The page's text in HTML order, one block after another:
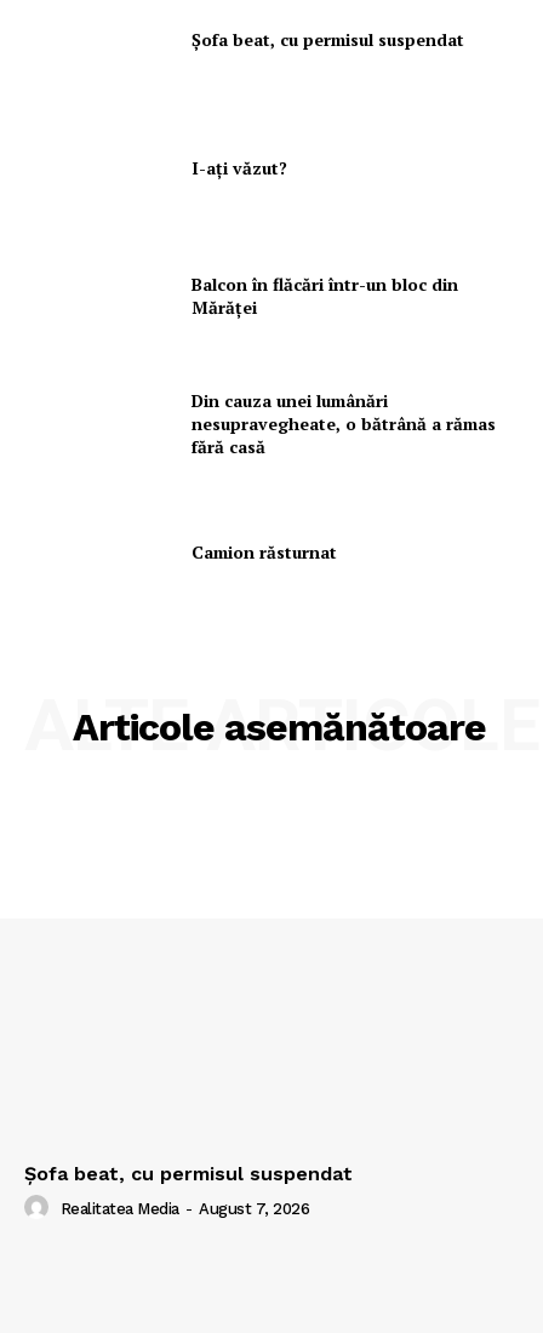
Şofa beat, cu permisul suspendat
I-aţi văzut?
Balcon în flăcări într-un bloc din
Mărăţei
Din cauza unei lumânări
nesupravegheate, o bătrână a rămas
fără casă
Camion răsturnat
Articole asemănătoare
ALTE ARTICOLE
Şofa beat, cu permisul suspendat
Realitatea Media - August 7, 2026